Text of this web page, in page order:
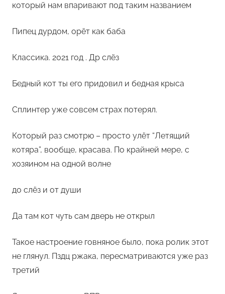
который нам впаривают под таким названием
Пипец дурдом, орёт как баба
Классика. 2021 год . Др слёз
Бедный кот ты его придовил и бедная крыса
Сплинтер уже совсем страх потерял.
Который раз смотрю – просто улёт “Летящий
котяра”, вообще, красава. По крайней мере, с
хозяином на одной волне
до слёз и от души
Да там кот чуть сам дверь не открыл
Такое настроение говняное было, пока ролик этот
не глянул. Пздц ржака, пересматриваются уже раз
третий